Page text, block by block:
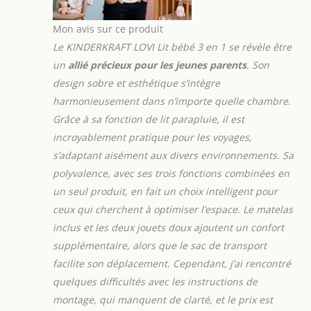
journées chaudes. Il ne faut que
quelques secondes pour déplier le lit
et sa taille compacte le rend facile à
transporter produit 1:
FONCTIONNEL : le lit est fourni avec
un matelas confortable dont la housse
peut être facilement retirée et
nettoyée. Les patins peuvent être
verrouillés et déverrouillés pour
assurer la fonction bascule et la
possibilité de changer les fonctions et
de plier le lit LOVI le rend pratique et
fonctionnel produit 1:
SOLIDE : le
cadre en acier rend le lit stable et très
résistant. La couche supérieure du
matelas est recouverte de coton, ce
qui fournit une bonne circulation de
l'air à la peau. L’auvent et la housse de
lit sont faits d’un matériau facile à
nettoyer produit 2:
MULTIFONCTIONNEL - lit d'appoint 2
Mon avis sur ce produit
Le KINDERKRAFT LOVI Lit bébé 3 en 1 se révèle être
un allié précieux pour les jeunes parents. Son
design sobre et esthétique s’intègre
harmonieusement dans n’importe quelle chambre.
Grâce à sa fonction de lit parapluie, il est
incroyablement pratique pour les voyages,
s’adaptant aisément aux divers environnements. Sa
polyvalence, avec ses trois fonctions combinées en
un seul produit, en fait un choix intelligent pour
ceux qui cherchent à optimiser l’espace. Le matelas
inclus et les deux jouets doux ajoutent un confort
supplémentaire, alors que le sac de transport
facilite son déplacement. Cependant, j’ai rencontré
quelques difficultés avec les instructions de
montage, qui manquent de clarté, et le prix est